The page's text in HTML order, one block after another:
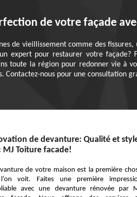
de votre façade
de vieillissement comme des
expert pour restaurer votre façade?
toute la région pour redonner vie à
Contactez-nous pour une consultation
de devanture: Qualité et
MJ Toiture facade!
de votre maison est la première
voit. Faites une première
avec une devanture rénovée par